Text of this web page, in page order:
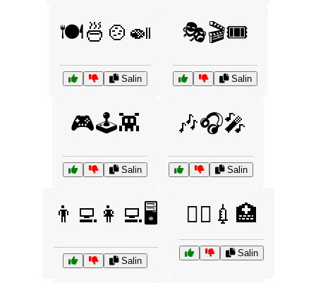
🍽️🍜🍲🍛
Salin
🎭🎬🎟️
Salin
🎮🕹️👾
Salin
🎶🎧🎤
Salin
👨‍💻👩‍💻🖥️
Salin
👨‍⚕️💉🏥
Salin